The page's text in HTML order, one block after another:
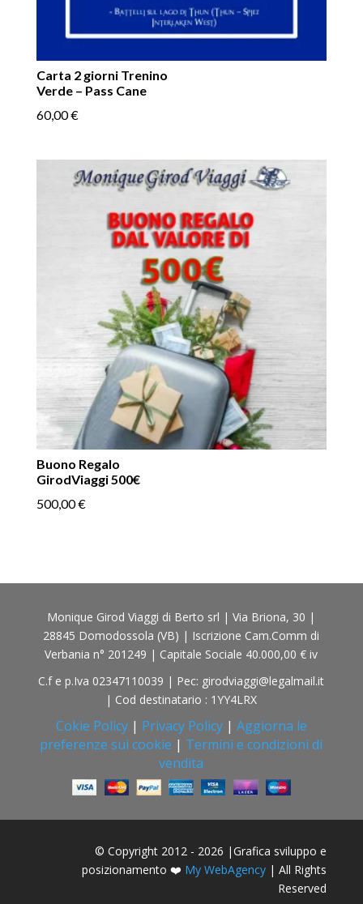
Carta 2 giorni Trenino
Verde – Pass Cane
60,00€
Buono Regalo
GirodViaggi 500€
500,00€
Monique Girod Viaggi di Berto srl | Via Briona, 30 |
28845 Domodossola (VB) | Iscrizione Cam.Comm di
Verbania n° 201249 | Capitale Sociale 40.000,00 € iv
C.f e p.Iva 02347110039 | Pec: girodviaggi@legalmail.it
| Cod destinatario : 1YY4LRX
Cokie Policy| Privacy Policy| Aggiorna le
preferenze sui cookie | Termini e condizioni di
vendita
© Copyright 2012 - 2026 |Grafica sviluppo e
posizionamento ❤️ My WebAgency | All Rights
Reserved